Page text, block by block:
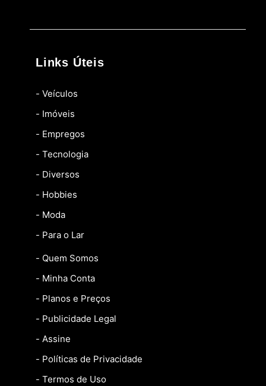
Links Úteis
- Veículos
- Imóveis
- Empregos
- Tecnologia
- Diversos
- Hobbies
- Moda
- Para o Lar
- Quem Somos
- Minha Conta
- Planos e Preços
- Publicidade Legal
- Assine
- Políticas de Privacidade
- Termos de Uso